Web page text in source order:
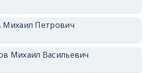
Михаил Петрович
Михаил Васильевич